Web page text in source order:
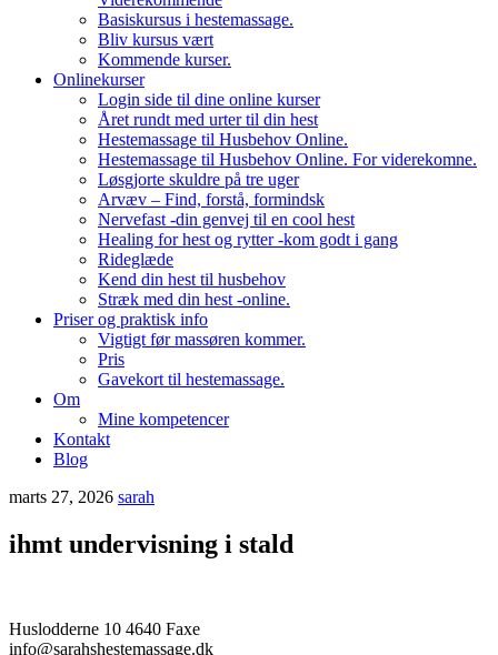
Basiskursus i hestemassage.
Bliv kursus vært
Kommende kurser.
Onlinekurser
Login side til dine online kurser
Året rundt med urter til din hest
Hestemassage til Husbehov Online.
Hestemassage til Husbehov Online. For viderekomne.
Løsgjorte skuldre på tre uger
Arvæv – Find, forstå, formindsk
Nervefast -din genvej til en cool hest
Healing for hest og rytter -kom godt i gang
Rideglæde
Kend din hest til husbehov
Stræk med din hest -online.
Priser og praktisk info
Vigtigt før massøren kommer.
Pris
Gavekort til hestemassage.
Om
Mine kompetencer
Kontakt
Blog
marts 27, 2026 sarah
ihmt undervisning i stald
Huslodderne 10 4640 Faxe
info@sarahshestemassage.dk